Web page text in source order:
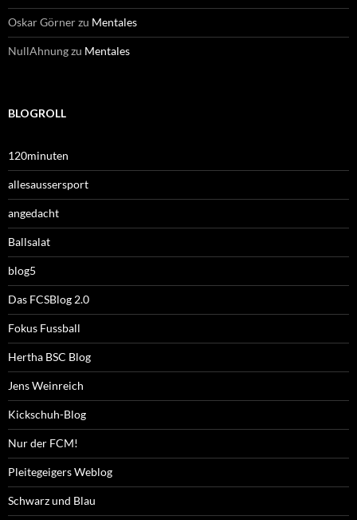
Oskar Görnerzu Mentales
NullAhnungzu Mentales
BLOGROLL
120minuten
allesaussersport
angedacht
Ballsalat
blog5
Das FCSBlog 2.0
Fokus Fussball
Hertha BSC Blog
Jens Weinreich
Kickschuh-Blog
Nur der FCM!
Pleitegeigers Weblog
Schwarz und Blau